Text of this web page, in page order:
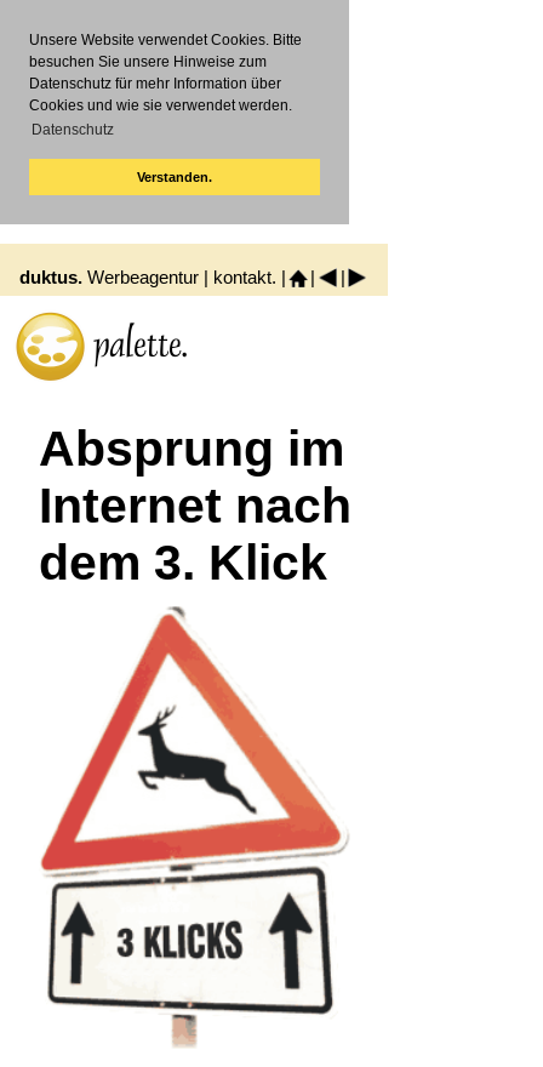
Unsere Website verwendet Cookies. Bitte
besuchen Sie unsere Hinweise zum
Datenschutz für mehr Information über
Cookies und wie sie verwendet werden.
Datenschutz
Verstanden.
duktus. Werbeagentur | kontakt. | | |
Absprung im
Internet nach
dem 3. Klick